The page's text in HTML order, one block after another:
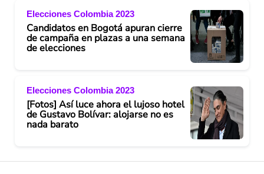
Elecciones Colombia 2023
Candidatos en Bogotá apuran cierre
de campaña en plazas a una semana
de elecciones
Elecciones Colombia 2023
[Fotos] Así luce ahora el lujoso hotel
de Gustavo Bolívar: alojarse no es
nada barato